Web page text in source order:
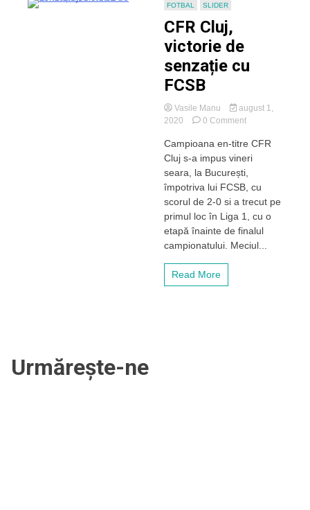
FOTBAL SLIDER
CFR Cluj,
victorie de
senzație cu
FCSB
Vasile Manu
august 1,
2020
0 Commenton
Cluj,
victorie
de
cu
FCSB
Campioana en-titre CFR
Cluj s-a impus vineri
seara, la București,
împotriva lui FCSB, cu
scorul de 2-0 si a trecut pe
primul loc în Liga 1, cu o
etapă înainte de finalul
campionatului. Meciul...
Read More
Urmărește-ne